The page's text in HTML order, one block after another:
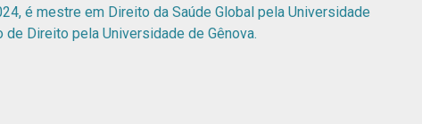
é mestre em Direito da Saúde Global pela Universidade
Direito pela Universidade de Gênova.